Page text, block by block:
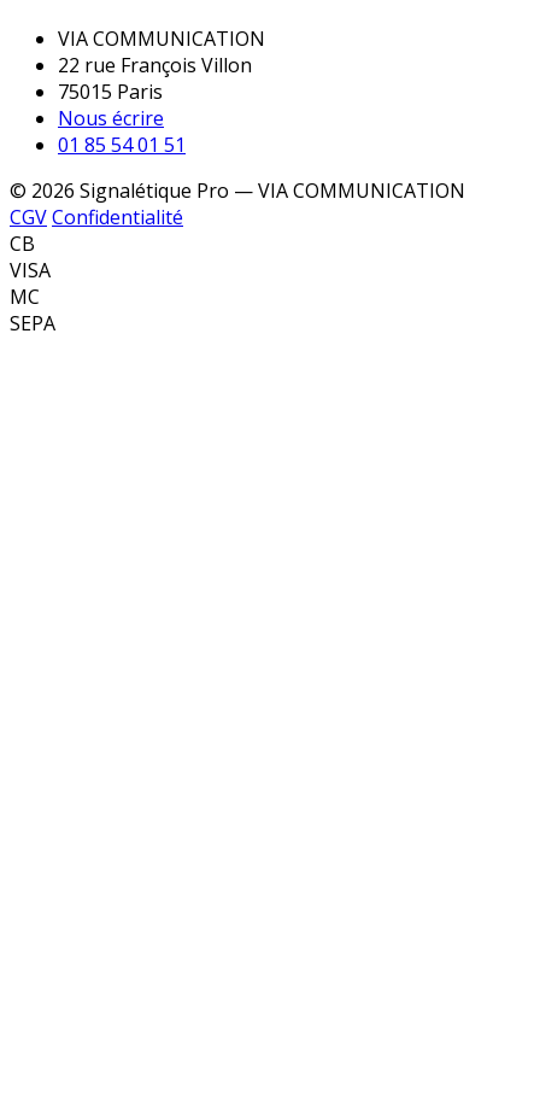
VIA COMMUNICATION
22 rue François Villon
75015 Paris
Nous écrire
01 85 54 01 51
© 2026 Signalétique Pro — VIA COMMUNICATION
CGVConfidentialité
CB
VISA
MC
SEPA